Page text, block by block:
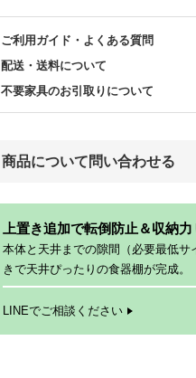
ご利用ガイド・よくある質問
配送・送料について
不要家具のお引取りについて
商品について問い合わせる
上置き追加で転倒防止＆収納力
本体と天井までの隙間（必要最低
きで天井ぴったりの食器棚が完成。
LINEでご相談ください